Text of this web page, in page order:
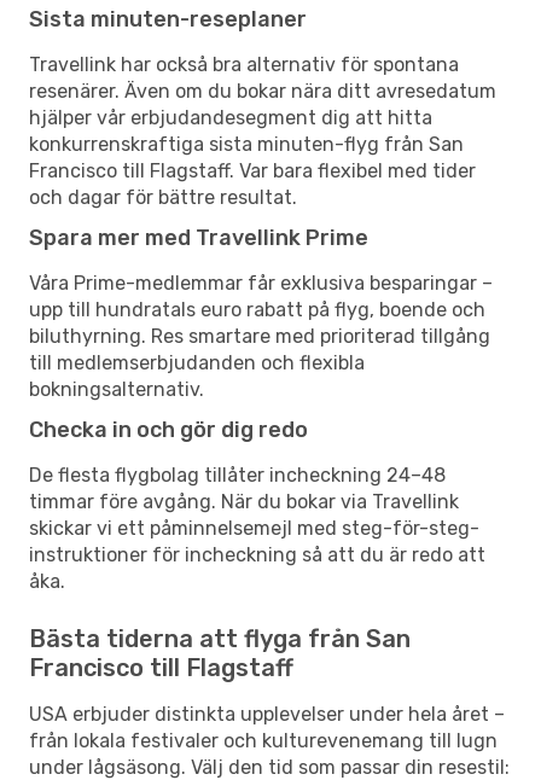
Sista minuten-reseplaner
Travellink har också bra alternativ för spontana
resenärer. Även om du bokar nära ditt avresedatum
hjälper vår erbjudandesegment dig att hitta
konkurrenskraftiga sista minuten-flyg från San
Francisco till Flagstaff. Var bara flexibel med tider
och dagar för bättre resultat.
Spara mer med Travellink Prime
Våra Prime-medlemmar får exklusiva besparingar –
upp till hundratals euro rabatt på flyg, boende och
biluthyrning. Res smartare med prioriterad tillgång
till medlemserbjudanden och flexibla
bokningsalternativ.
Checka in och gör dig redo
De flesta flygbolag tillåter incheckning 24–48
timmar före avgång. När du bokar via Travellink
skickar vi ett påminnelsemejl med steg-för-steg-
instruktioner för incheckning så att du är redo att
åka.
Bästa tiderna att flyga från San
Francisco till Flagstaff
USA erbjuder distinkta upplevelser under hela året –
från lokala festivaler och kulturevenemang till lugn
under lågsäsong. Välj den tid som passar din resestil: